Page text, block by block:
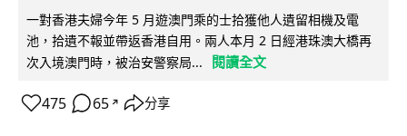
一對香港夫婦今年 5 月遊澳門乘的士拾獲他人遺留相機及電
池，拾遺不報並帶返香港自用。兩人本月 2 日經港珠澳大橋再
次入境澳門時，被治安警察局...
閱讀全文
475 65 ↗ 分享